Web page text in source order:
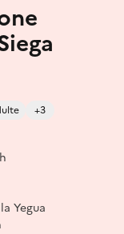
+3
Yegua